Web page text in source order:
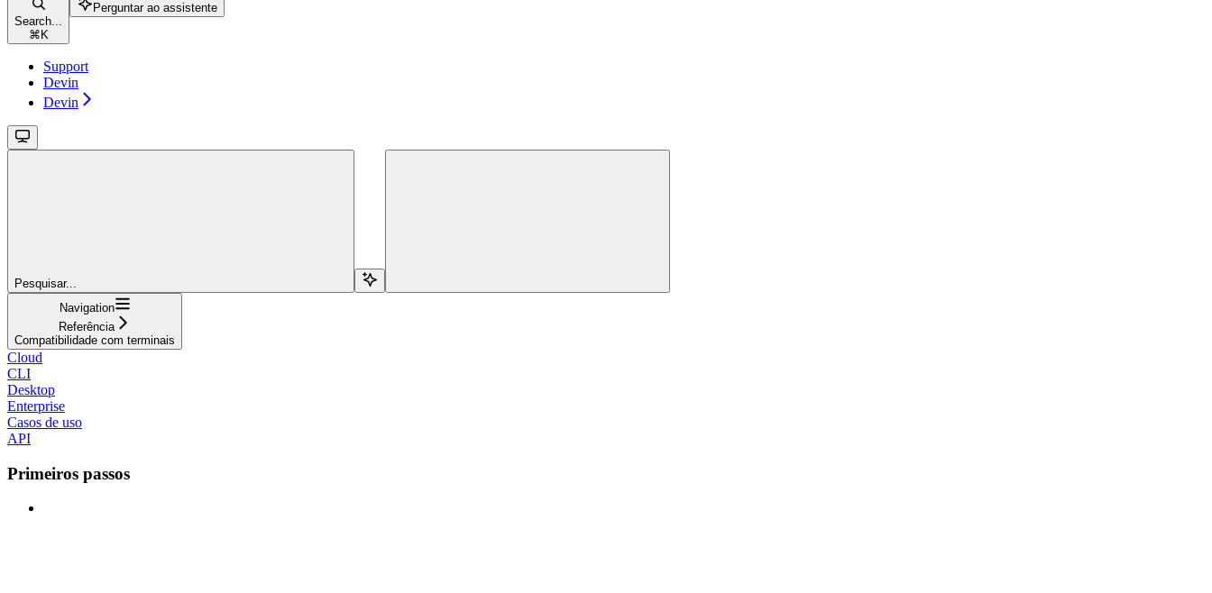
Search...
⌘ K
Perguntar ao assistente
Support
Devin
Devin
Pesquisar...
Navigation
Referência
Compatibilidade com terminais
Cloud
CLI
Desktop
Enterprise
Casos de uso
API
Primeiros passos